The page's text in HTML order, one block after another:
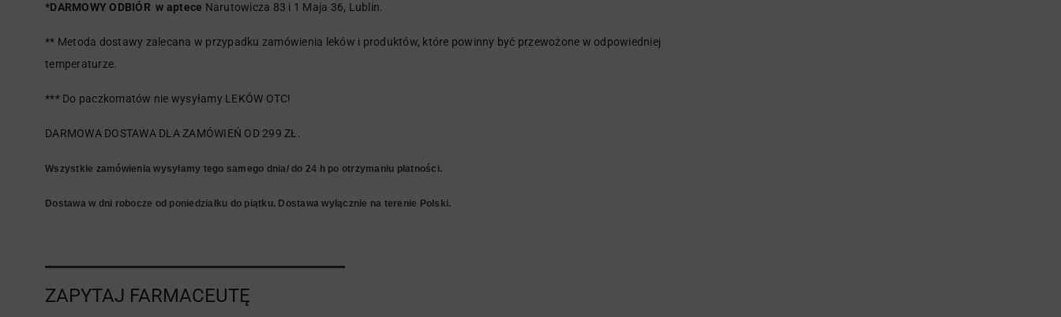
*DARMOWY ODBIÓR w aptece Narutowicza 83 i 1 Maja 36, Lublin.
** Metoda dostawy zalecana w przypadku zamówienia leków i produktów, które powinny być przewożone w odpowiedniej
temperaturze.
*** Do paczkomatów nie wysyłamy LEKÓW OTC!
DARMOWA DOSTAWA DLA ZAMÓWIEŃ OD 299 ZŁ.
Wszystkie zamówienia wysyłamy tego samego dnia/ do 24 h po otrzymaniu płatności.
Dostawa w dni robocze od poniedziałku do piątku. Dostawa wyłącznie na terenie Polski.
ZAPYTAJ FARMACEUTĘ